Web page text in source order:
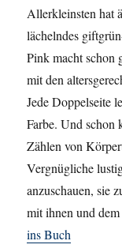
Allerkleinsten hat
lächelndes
Pink macht schon
mit den
Jede Doppelseite
Farbe. Und schon
Zählen von
Vergnügliche
anzuschauen, sie
mit ihnen und
ins Buch